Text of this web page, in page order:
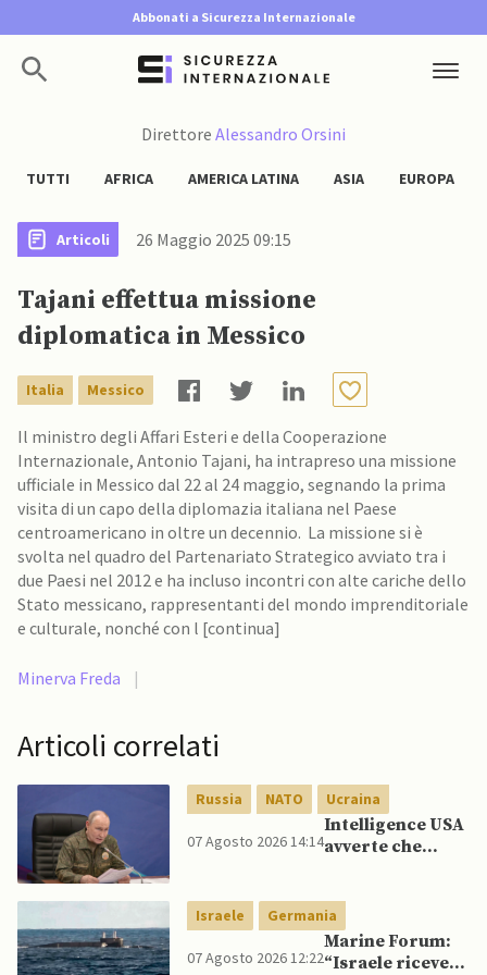
Abbonati a Sicurezza Internazionale
Direttore Alessandro Orsini
TUTTI AFRICA AMERICA LATINA ASIA EUROPA
Articoli 26 Maggio 2025 09:15
Tajani effettua missione
diplomatica in Messico
Italia Messico
Il ministro degli Affari Esteri e della Cooperazione
Internazionale, Antonio Tajani, ha intrapreso una missione
ufficiale in Messico dal 22 al 24 maggio, segnando la prima
visita di un capo della diplomazia italiana nel Paese
centroamericano in oltre un decennio. La missione si è
svolta nel quadro del Partenariato Strategico avviato tra i
due Paesi nel 2012 e ha incluso incontri con alte cariche dello
Stato messicano, rappresentanti del mondo imprenditoriale
e culturale, nonché con l [continua]
Minerva Freda |
Articoli correlati
Russia NATO Ucraina
07 Agosto 2026 14:14
Intelligence USA
avverte che
mentre è ancora
impegnato in
Ucraina
Israele Germania
07 Agosto 2026 12:22
Marine Forum:
“Israele riceve